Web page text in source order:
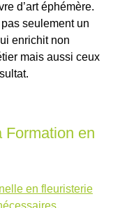
d’art éphémère.
seulement un
enrichit non
mais aussi ceux
Formation en
en fleuristerie